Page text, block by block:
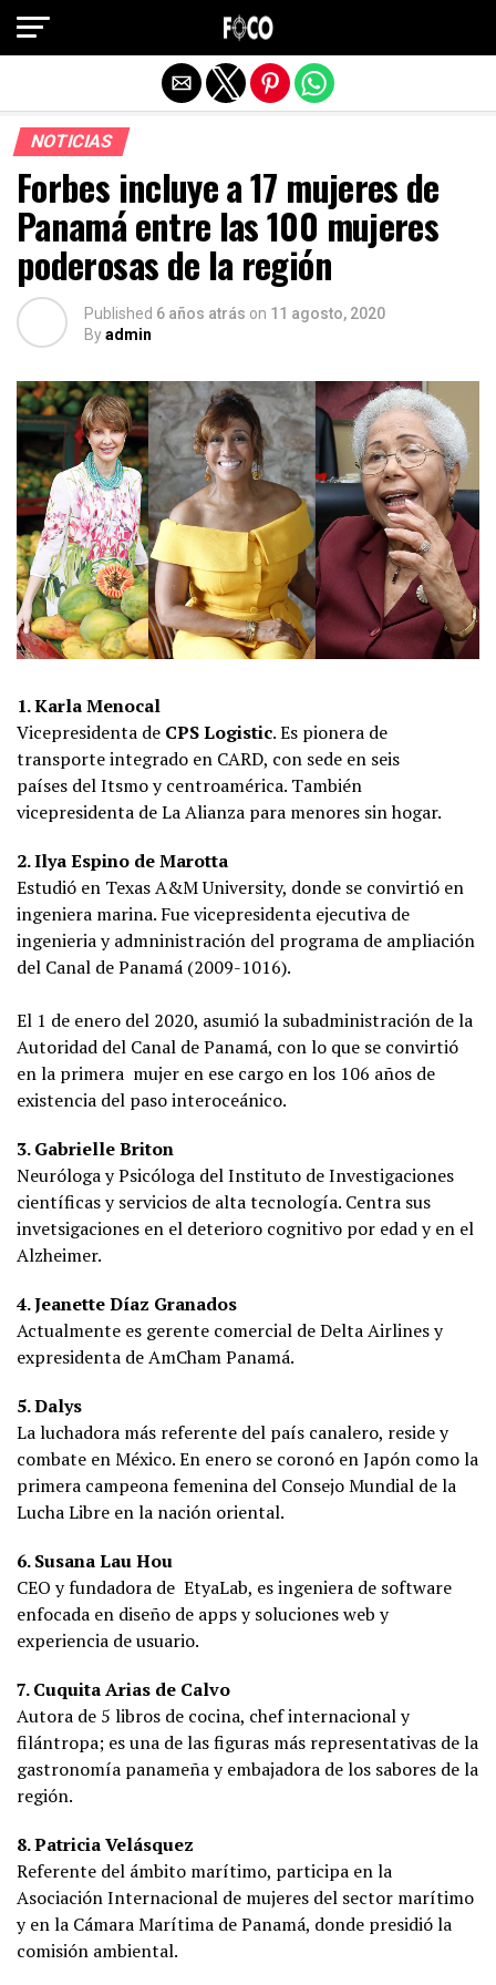
NOTICIAS
Forbes incluye a 17 mujeres de
Panamá entre las 100 mujeres
poderosas de la región
Published 6 años atrás on 11 agosto, 2020
Byadmin
1. Karla Menocal
Vicepresidenta de CPS Logistic. Es pionera de
transporte integrado en CARD, con sede en seis
países del Itsmo y centroamérica. También
vicepresidenta de La Alianza para menores sin hogar.
2. Ilya Espino de Marotta
Estudió en Texas A&M University, donde se convirtió en
ingeniera marina. Fue vicepresidenta ejecutiva de
ingenieria y admninistración del programa de ampliación
del Canal de Panamá (2009-1016).
El 1 de enero del 2020, asumió la subadministración de la
Autoridad del Canal de Panamá, con lo que se convirtió
en la primera mujer en ese cargo en los 106 años de
existencia del paso interoceánico.
3. Gabrielle Briton
Neuróloga y Psicóloga del Instituto de Investigaciones
científicas y servicios de alta tecnología. Centra sus
invetsigaciones en el deterioro cognitivo por edad y en el
Alzheimer.
4. Jeanette Díaz Granados
Actualmente es gerente comercial de Delta Airlines y
expresidenta de AmCham Panamá.
5. Dalys
La luchadora más referente del país canalero, reside y
combate en México. En enero se coronó en Japón como la
primera campeona femenina del Consejo Mundial de la
Lucha Libre en la nación oriental.
6. Susana Lau Hou
CEO y fundadora de EtyaLab, es ingeniera de software
enfocada en diseño de apps y soluciones web y
experiencia de usuario.
7. Cuquita Arias de Calvo
Autora de 5 libros de cocina, chef internacional y
filántropa; es una de las figuras más representativas de la
gastronomía panameña y embajadora de los sabores de la
región.
8. Patricia Velásquez
Referente del ámbito marítimo, participa en la
Asociación Internacional de mujeres del sector marítimo
y en la Cámara Marítima de Panamá, donde presidió la
comisión ambiental.
Salir de la versión móvil